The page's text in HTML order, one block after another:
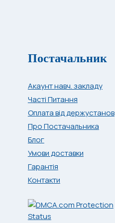
Постачальник
Акаунт навч. закладу
Часті Питання
Оплата від держустанов
Про Постачальника
Блог
Умови доставки
Гарантія
Контакти